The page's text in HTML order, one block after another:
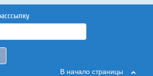
В начало страницы